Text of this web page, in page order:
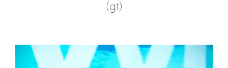
(gt)